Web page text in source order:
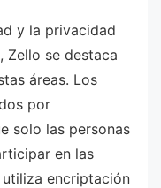
y la privacidad
Zello se destaca
áreas. Los
por
solo las personas
en las
encriptación